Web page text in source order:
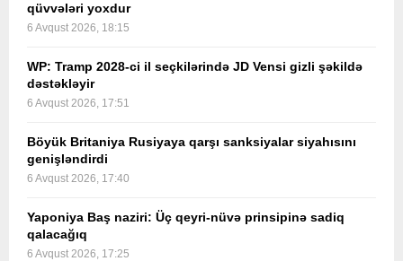
qüvvələri yoxdur
6 Avqust 2026, 18:15
WP: Tramp 2028-ci il seçkilərində JD Vensi gizli şəkildə
dəstəkləyir
6 Avqust 2026, 17:51
Böyük Britaniya Rusiyaya qarşı sanksiyalar siyahısını
genişləndirdi
6 Avqust 2026, 17:40
Yaponiya Baş naziri: Üç qeyri-nüvə prinsipinə sadiq
qalacağıq
6 Avqust 2026, 17:25